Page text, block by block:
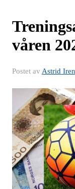
våren
Postet av Astrid